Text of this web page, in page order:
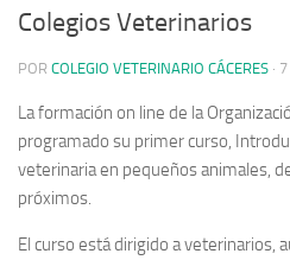
Colegios Veterinarios
POR COLEGIO VETERINARIO CÁCERES ·
La formación on line de la
programado su primer curso,
veterinaria en pequeños animales ,
próximos.
El curso está dirigido a veterinarios,